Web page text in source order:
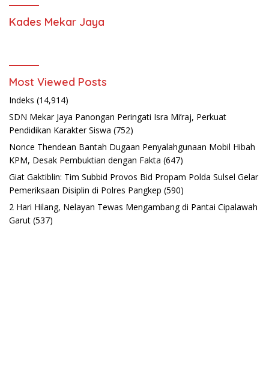
Kades Mekar Jaya
Most Viewed Posts
Indeks (14,914)
SDN Mekar Jaya Panongan Peringati Isra Mi’raj, Perkuat
Pendidikan Karakter Siswa (752)
Nonce Thendean Bantah Dugaan Penyalahgunaan Mobil Hibah
KPM, Desak Pembuktian dengan Fakta (647)
Giat Gaktiblin: Tim Subbid Provos Bid Propam Polda Sulsel Gelar
Pemeriksaan Disiplin di Polres Pangkep (590)
2 Hari Hilang, Nelayan Tewas Mengambang di Pantai Cipalawah
Garut (537)